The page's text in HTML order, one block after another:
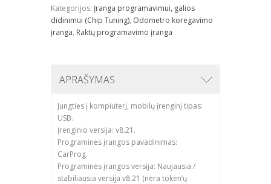
Kategorijos: Įranga programavimui, galios
didinimui (Chip Tuning), Odometro koregavimo
įranga, Raktų programavimo įranga
APRAŠYMAS
Jungties į kompiuterį, mobilų įrenginį tipas:
USB.
Įrenginio versija: v8.21.
Programinės įrangos pavadinimas:
CarProg.
Programinės įrangos versija: Naujausia /
stabiliausia versija v8.21 (nėra token’ų